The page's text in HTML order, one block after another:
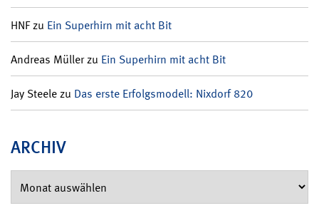
HNFzu Ein Superhirn mit acht Bit
Andreas Müllerzu Ein Superhirn mit acht Bit
Jay Steelezu Das erste Erfolgsmodell: Nixdorf 820
ARCHIV